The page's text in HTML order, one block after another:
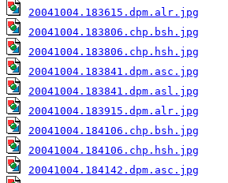
20041004.183615.dpm.alr.jpg
20041004.183806.chp.bsh.jpg
20041004.183806.chp.hsh.jpg
20041004.183841.dpm.asc.jpg
20041004.183841.dpm.asl.jpg
20041004.183915.dpm.alr.jpg
20041004.184106.chp.bsh.jpg
20041004.184106.chp.hsh.jpg
20041004.184142.dpm.asc.jpg